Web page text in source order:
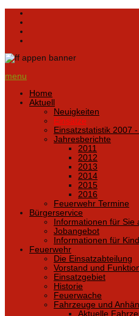
menu
Home
Aktuell
Neuigkeiten
Einsätze
Einsatzstatistik 2007
Jahresberichte
2011
2012
2013
2014
2015
2016
Feuerwehr Termine
Bürgerservice
Informationen für Sie
Jobangebot
Informationen für
Feuerwehr
Die Einsatzabteilung
Vorstand und
Einsatzgebiet
Historie
Feuerwache
Fahrzeuge und
Aktuelle